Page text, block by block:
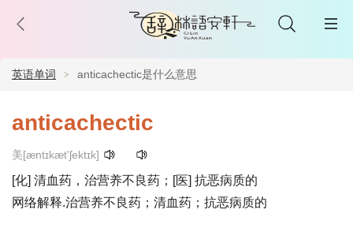
英语单词 anticachectic是什么意思
anticachectic
美[æntɪkæt'ʃektɪk]
[化] 清血药，治营养不良药；[医] 抗恶病质的
网络解释.治营养不良药；清血药；抗恶病质的